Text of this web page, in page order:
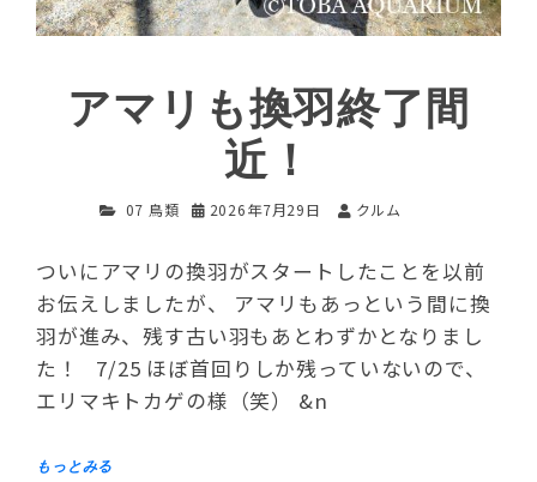
アマリも換羽終了間
近！
07 鳥類 2026年7月29日 クルム
ついにアマリの換羽がスタートしたことを以前
お伝えしましたが、 アマリもあっという間に換
羽が進み、残す古い羽もあとわずかとなりまし
た！ 7/25 ほぼ首回りしか残っていないので、
エリマキトカゲの様（笑） &n